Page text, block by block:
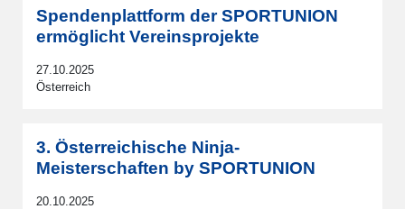
Spendenplattform der SPORTUNION
ermöglicht Vereinsprojekte
27.10.2025
Österreich
3. Österreichische Ninja-
Meisterschaften by SPORTUNION
20.10.2025